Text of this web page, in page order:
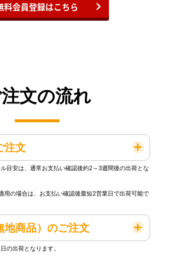
料会員登録はこちら
文の流れ
注文
目安は、通常お支払い確認後約2～3週間後の出荷とな
用の場合は、お支払い確認後最短2営業日で出荷可能で
地商品）のご注文
の出荷となります。